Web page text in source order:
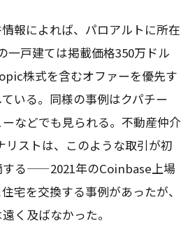
報によれば、パロアルトに所在
一戸建ては掲載価格350万ドル
株式を含むオファーを優先す
いる。同様の事例はクパチー
などでも見られる。不動産仲介
リストは、このような取引が初
する——2021年のCoinbase上場
宅を交換する事例があったが、
く及ばなかった。